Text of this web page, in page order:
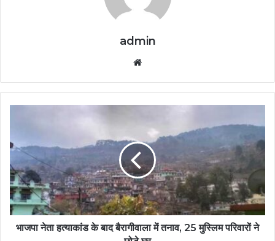
admin
भाजपा नेता हत्याकांड के बाद बैरागीवाला में तनाव, 25 मुस्लिम परिवारों ने